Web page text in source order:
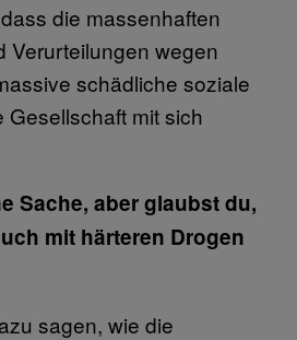
die massenhaften
Verurteilungen wegen
schädliche soziale
Gesellschaft mit sich
Sache, aber glaubst du,
mit härteren Drogen
sagen, wie die